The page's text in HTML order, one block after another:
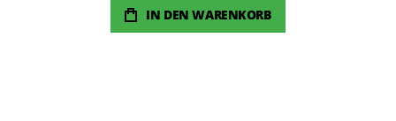
IN DEN WARENKORB